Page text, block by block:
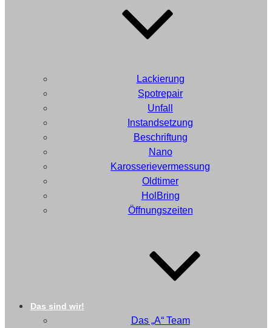
Lackierung
Spotrepair
Unfall
Instandsetzung
Beschriftung
Nano
Karosserievermessung
Oldtimer
HolBring
Öffnungszeiten
Das sind wir!
Das „A“ Team